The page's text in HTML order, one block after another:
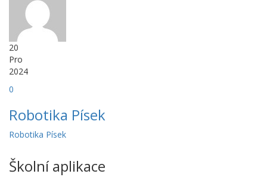
20
Pro
2024
0
Robotika Písek
Robotika Písek
Školní aplikace